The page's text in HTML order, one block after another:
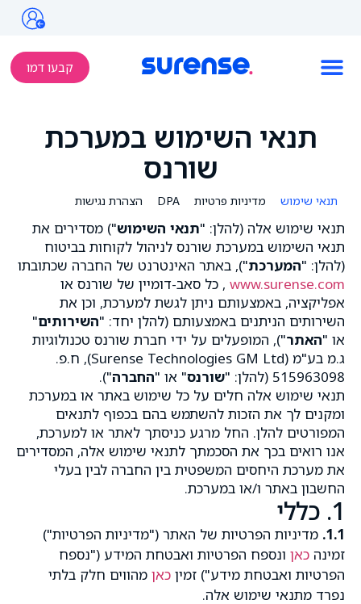
קבעו דמו
תנאי השימוש במערכת
שורנס
תנאי שימוש מדיניות פרטיות DPA הצהרת נגישות
תנאי שימוש אלה (להלן: "תנאי השימוש") מסדירים את
תנאי השימוש במערכת שורנס לניהול לקוחות בביטוח
(להלן: "המערכת"), באתר האינטרנט של החברה שכתובתו
www.surense.com , כל סאב-דומיין של שורנס או
אפליקציה, באמצעותם ניתן לגשת למערכת, וכן את
השירותים הניתנים באמצעותם (להלן יחד: "השירותים"
או "האתר"), המופעלים על ידי חברת שורנס טכנולוגיות
ג.מ בע"מ (Surense Technologies GM Ltd), ח.פ.
515963098 (להלן: "
שורנס" או "החברה").
תנאי שימוש אלה חלים על כל שימוש באתר או במערכת
ומקנים לך את הזכות להשתמש בהם בכפוף לתנאים
המפורטים להלן. החל מרגע כניסתך לאתר או למערכת,
אנו רואים בכך את הסכמתך לתנאי שימוש אלה, המסדירים
את מערכת היחסים המשפטית בין החברה לבין בעלי
החשבון באתר ו/או במערכת.
1. כללי
1.1. מדיניות הפרטיות של האתר ("מדיניות הפרטיות")
זמינה כאן ונספח הפרטיות ואבטחת המידע ("נספח
הפרטיות ואבטחת מידע") זמין כאן מהווים חלק בלתי
נפרד מתנאי שימוש אלה.